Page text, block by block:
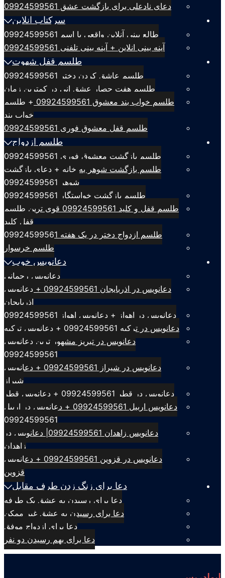
دعای نادعلی برای بازگشت عشق 09924599561
سرکتاب انلاین
طالع بینی آنلاین واقعی با اسم 09924599561
آینه بینی انلاین + آینه بینی تلفنی 09924599561
طلسم قفل شهوت
طلسم عاشق کردن دختر 09924599561
طلسم هفت حصار عشق انی در کمترین زمان
طلسم خواب بند معشوق 09924599561 + طلسم
خواب بند
طلسم قفل معشوق فوری 09924599561
طلسم ازدواج
طلسم بازگشت معشوق فوری 09924599561
طلسم بازگشت شوهر به خانه + دعای بازگشت
شوهر 09924599561
طلسم بازگشت خواستگار 09924599561
طلسم قفل و کلید 09924599561 قوی ترین طلسم
قفل کلید
طلسم ازدواج دختر در یک هفته 09924599561
طلسم خرسوار
دعانویس خوب
دعانویس رحمانی
دعانویس در اذربایجان 09924599561 + دعانویس
اذربایجان
دعانویس در اهواز + دعانویس اهواز 09924599561
دعانویس در ترکیه 09924599561 + دعانویس ترکیه
دعانویس در تبریز مشهور ترین دعانویس
09924599561
دعانویس در شیراز 09924599561 + دعانویس
شیراز
دعانویس در قطر 09924599561 + دعانویس قطر
دعانویس اربیل 09924599561 + دعانویس در اربیل
09924599561
دعانویس زاهدان 09924599561| دعانویس در
زاهدان
دعانویس در قزوین 09924599561 + دعانویس
قزوین
دعا برای زنگ زدن طرف مقابل
دعا برای رسیدن به عشق یک طرفه
دعا برای رسیدن به عشق غیر ممکن
دعا برای ازدواج موفق
دعا برای بهم رسیدن دو نفر